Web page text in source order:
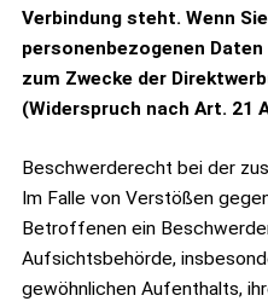
Verbindung steht. Wenn
personenbezogenen
zum Zwecke der
(Widerspruch nach Art. 21
Beschwerderecht bei der
Im Falle von Verstößen
Betroffenen ein
Aufsichtsbehörde,
gewöhnlichen Aufenthalts,